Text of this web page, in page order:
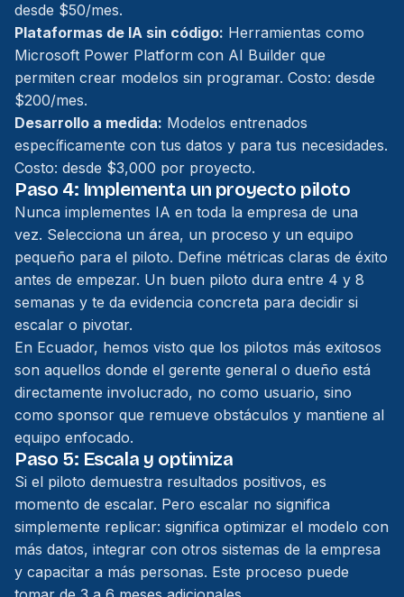
desde $50/mes.
Plataformas de IA sin código: Herramientas como
Microsoft Power Platform con AI Builder que
permiten crear modelos sin programar. Costo: desde
$200/mes.
Desarrollo a medida: Modelos entrenados
específicamente con tus datos y para tus necesidades.
Costo: desde $3,000 por proyecto.
Paso 4: Implementa un proyecto piloto
Nunca implementes IA en toda la empresa de una
vez. Selecciona un área, un proceso y un equipo
pequeño para el piloto. Define métricas claras de éxito
antes de empezar. Un buen piloto dura entre 4 y 8
semanas y te da evidencia concreta para decidir si
escalar o pivotar.
En Ecuador, hemos visto que los pilotos más exitosos
son aquellos donde el gerente general o dueño está
directamente involucrado, no como usuario, sino
como sponsor que remueve obstáculos y mantiene al
equipo enfocado.
Paso 5: Escala y optimiza
Si el piloto demuestra resultados positivos, es
momento de escalar. Pero escalar no significa
simplemente replicar: significa optimizar el modelo con
más datos, integrar con otros sistemas de la empresa
y capacitar a más personas. Este proceso puede